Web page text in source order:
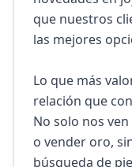
que nuestros
las mejores
Lo que más
relación que
No solo nos
o vender oro,
búsqueda de